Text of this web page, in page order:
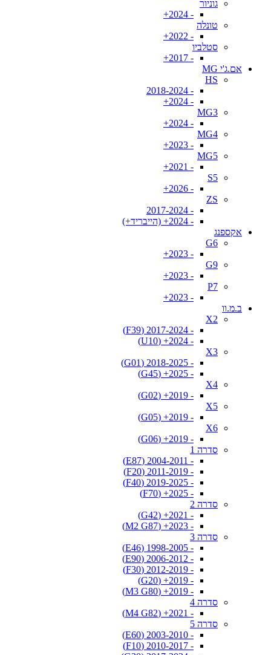
גוניור
- 2024+
טונלה
- 2022+
סטלביו
- 2017+
אם.ג'י MG
HS
- 2018-2024
- 2024+
MG3
- 2024+
MG4
- 2023+
MG5
- 2021+
S5
- 2026+
ZS
- 2017-2024
- 2024+ (הייבריד+)
אקספנג
G6
- 2023+
G9
- 2023+
P7
- 2023+
ב.מ.וו
X2
- 2017-2024 (F39)
- 2024+ (U10)
X3
- 2018-2025 (G01)
- 2025+ (G45)
X4
- 2019+ (G02)
X5
- 2019+ (G05)
X6
- 2019+ (G06)
סדרה 1
- 2004-2011 (E87)
- 2011-2019 (F20)
- 2019-2025 (F40)
- 2025+ (F70)
סדרה 2
- 2021+ (G42)
- 2023+ (M2 G87)
סדרה 3
- 1998-2005 (E46)
- 2006-2012 (E90)
- 2012-2019 (F30)
- 2019+ (G20)
- 2019+ (M3 G80)
סדרה 4
- 2021+ (M4 G82)
סדרה 5
- 2003-2010 (E60)
- 2010-2017 (F10)